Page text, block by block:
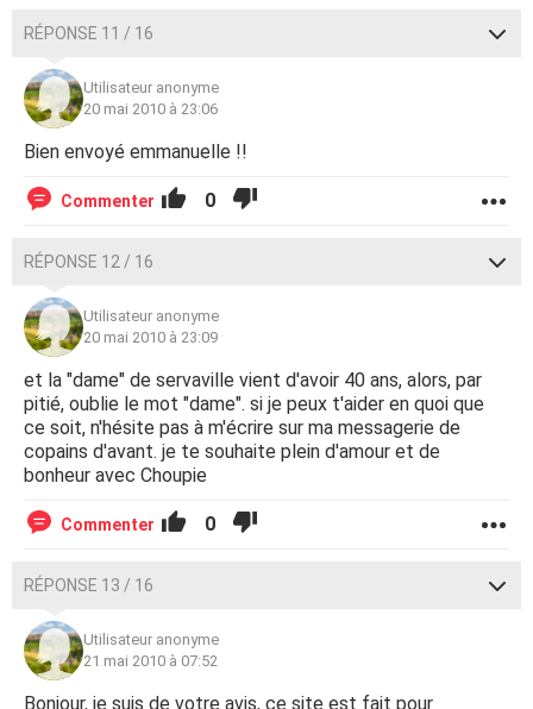
RÉPONSE 11 / 16
Utilisateur anonyme
20 mai 2010 à 23:06
Bien envoyé emmanuelle !!
Commenter 0
RÉPONSE 12 / 16
Utilisateur anonyme
20 mai 2010 à 23:09
et la "dame" de servaville vient d'avoir 40 ans, alors, par
pitié, oublie le mot "dame". si je peux t'aider en quoi que
ce soit, n'hésite pas à m'écrire sur ma messagerie de
copains d'avant. je te souhaite plein d'amour et de
bonheur avec Choupie
Commenter 0
RÉPONSE 13 / 16
Utilisateur anonyme
21 mai 2010 à 07:52
Bonjour, je suis de votre avis, ce site est fait pour